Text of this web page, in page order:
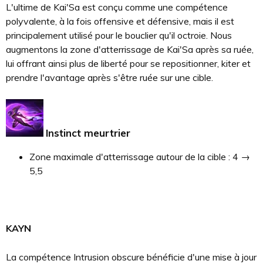
L'ultime de Kai'Sa est conçu comme une compétence
polyvalente, à la fois offensive et défensive, mais il est
principalement utilisé pour le bouclier qu'il octroie. Nous
augmentons la zone d'atterrissage de Kai'Sa après sa ruée,
lui offrant ainsi plus de liberté pour se repositionner, kiter et
prendre l'avantage après s'être ruée sur une cible.
Instinct meurtrier
Zone maximale d'atterrissage autour de la cible : 4 →
5,5
KAYN
La compétence Intrusion obscure bénéficie d'une mise à jour